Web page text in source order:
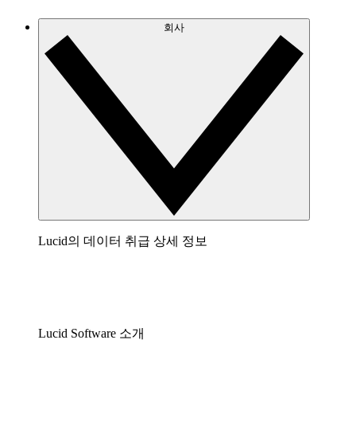
회사
Lucid의 데이터 취급 상세 정보
Lucid Software 소개